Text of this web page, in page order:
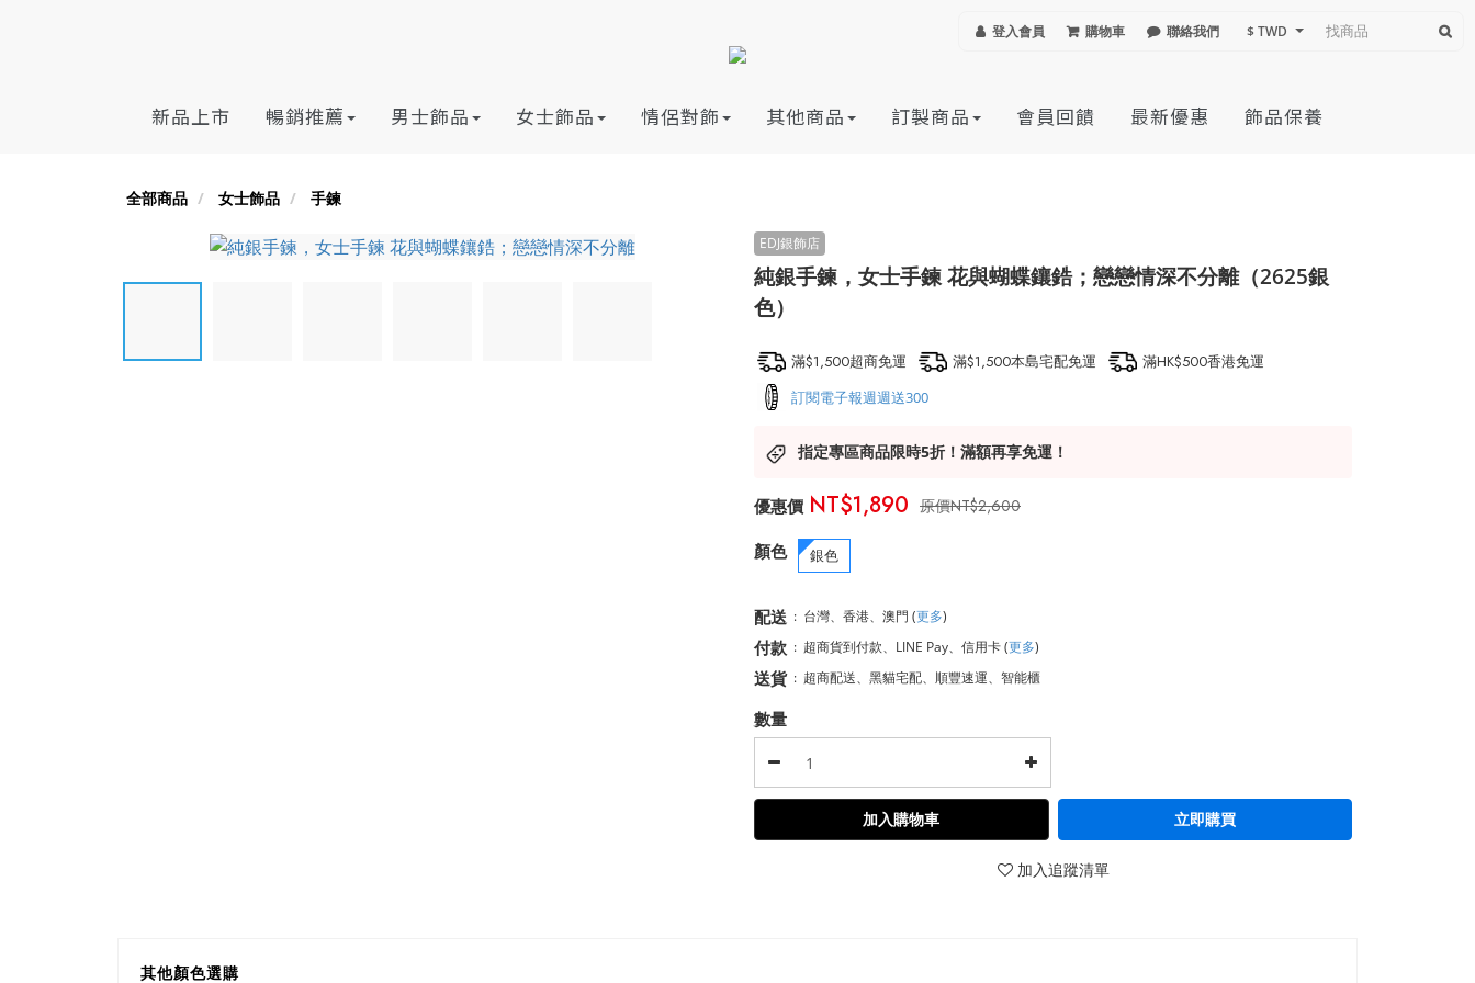
登入會員 購物車 聯絡我們 $ TWD
新品上市 暢銷推薦 男士飾品 女士飾品 情侶對飾 其他商品 訂製商品 會員回饋 最新優惠 飾品保養
全部商品 女士飾品 手鍊
純銀手鍊，女士手鍊 花與蝴蝶鑲鋯；戀戀情深不分離（2625銀
色）
滿$1,500超商免運 滿$1,500本島宅配免運 滿HK$500香港免運
訂閱電子報週週送300
指定專區商品限時5折！滿額再享免運！
NT$2,600
NT$1,890
顏色 銀色
配送 : 台灣、香港、澳門 (更多)
付款 : 超商貨到付款、LINE Pay、信用卡(更多)
送貨 : 超商配送、黑貓宅配、順豐速運、智能櫃
數量
加入購物車 立即購買
加入追蹤清單
其他顏色選購